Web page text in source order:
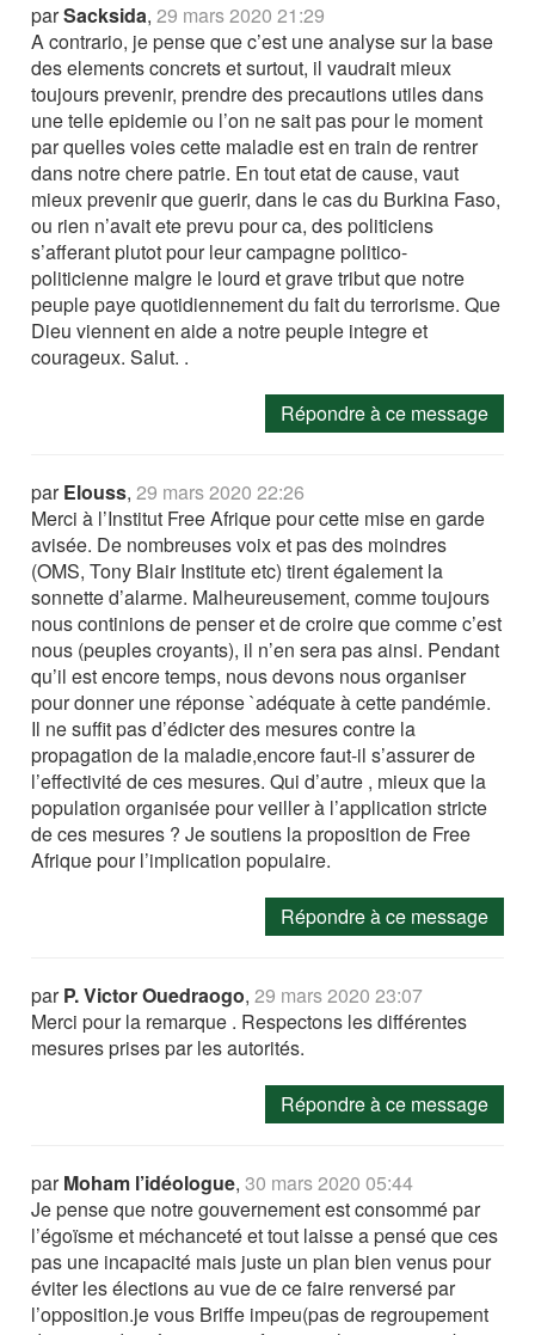
parSacksida,29 mars 2020 21:29
A contrario, je pense que c’est une analyse sur la base
des elements concrets et surtout, il vaudrait mieux
toujours prevenir, prendre des precautions utiles dans
une telle epidemie ou l’on ne sait pas pour le moment
par quelles voies cette maladie est en train de rentrer
dans notre chere patrie. En tout etat de cause, vaut
mieux prevenir que guerir, dans le cas du Burkina Faso,
ou rien n’avait ete prevu pour ca, des politiciens
s’afferant plutot pour leur campagne politico-
politicienne malgre le lourd et grave tribut que notre
peuple paye quotidiennement du fait du terrorisme. Que
Dieu viennent en aide a notre peuple integre et
courageux. Salut. .
Répondre à ce message
parElouss,29 mars 2020 22:26
Merci à l’Institut Free Afrique pour cette mise en garde
avisée. De nombreuses voix et pas des moindres
(OMS, Tony Blair Institute etc) tirent également la
sonnette d’alarme. Malheureusement, comme toujours
nous continions de penser et de croire que comme c’est
nous (peuples croyants), il n’en sera pas ainsi. Pendant
qu’il est encore temps, nous devons nous organiser
pour donner une réponse `adéquate à cette pandémie.
Il ne suffit pas d’édicter des mesures contre la
propagation de la maladie,encore faut-il s’assurer de
l’effectivité de ces mesures. Qui d’autre , mieux que la
population organisée pour veiller à l’application stricte
de ces mesures ? Je soutiens la proposition de Free
Afrique pour l’implication populaire.
Répondre à ce message
parP. Victor Ouedraogo,29 mars 2020 23:07
Merci pour la remarque . Respectons les différentes
mesures prises par les autorités.
Répondre à ce message
parMoham l’idéologue,30 mars 2020 05:44
Je pense que notre gouvernement est consommé par
l’égoïsme et méchanceté et tout laisse a pensé que ces
pas une incapacité mais juste un plan bien venus pour
éviter les élections au vue de ce faire renversé par
l’opposition.je vous Briffe impeu(pas de regroupement